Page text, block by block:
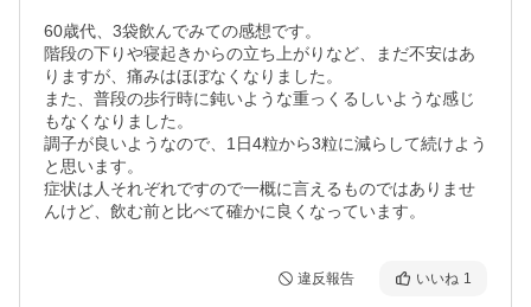
60歳代、3袋飲んでみての感想です。
階段の下りや寝起きからの立ち上がりなど、まだ不安はあ
りますが、痛みはほぼなくなりました。
また、普段の歩行時に鈍いような重っくるしいような感じ
もなくなりました。
調子が良いようなので、1日4粒から3粒に減らして続けよう
と思います。
症状は人それぞれですので一概に言えるものではありませ
んけど、飲む前と比べて確かに良くなっています。
違反報告 いいね 1